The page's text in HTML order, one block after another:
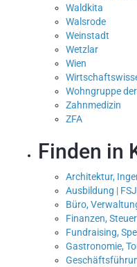
Waldkita
Walsrode
Weinstadt
Wetzlar
Wien
Wohngruppe
Zahnmedizin
ZFA
Finden in
Architektur,
Ausbildung |
Büro,
Finanzen,
Fundraising,
Gastronomie,